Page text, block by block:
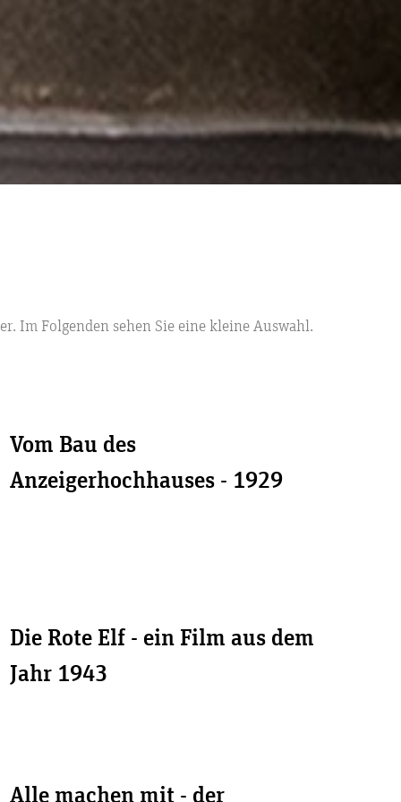
Im Folgenden sehen Sie eine kleine Auswahl.
Vom Bau des
Anzeigerhochhauses - 1929
Die Rote Elf - ein Film aus dem
Jahr 1943
Alle machen mit - der